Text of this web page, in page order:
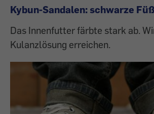
Kybun-Sandalen: schwarze
Das Innenfutter färbte stark ab.
Kulanzlösung erreichen.